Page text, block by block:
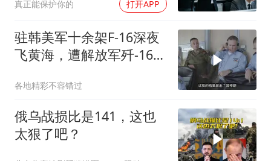
真正能保护你的 打开APP
驻韩美军十余架F-16深夜
飞黄海，遭解放军歼-16驱
各地精彩不容错过
俄乌战损比是141，这也
太狠了吧？